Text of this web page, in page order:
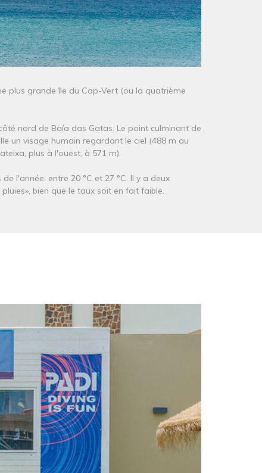
plus grande île du Cap-Vert (ou la quatrième
nord de Baía das Gatas. Le point culminant de
un visage humain regardant le ciel (488 m au
plus à l'ouest, à 571 m).
l'année, entre 20 °C et 27 °C. Il y a deux
bien que le taux soit en fait faible.